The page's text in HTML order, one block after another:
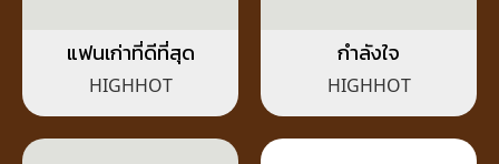
แฟนเก่าที่ดีที่สุด
HIGHHOT
กำลังใจ
HIGHHOT